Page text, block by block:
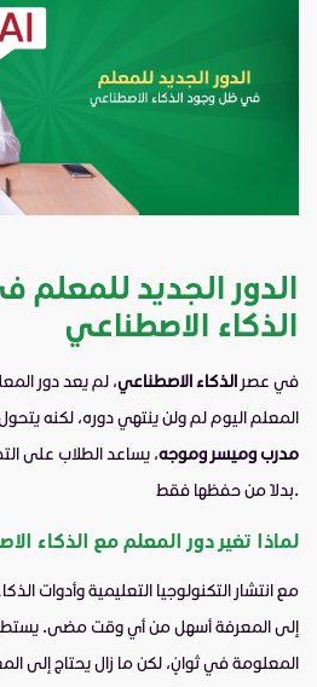
الدور الجديد
الذكاء الاصطناعي
في عصر الذكاء الاصطناعي، لم يعد دور
المعلم اليوم لم ولن ينتهي دوره، لكنه
مدرب وميسر وموجه، يساعد الطلاب على
بدلًا من حفظها فقط.
لماذا تغير دور المعلم مع الذكاء
مع انتشار التكنولوجيا التعليمية وأدوات
إلى المعرفة أسهل من أي وقت مضى.
المعلومة في ثوانٍ، لكن ما زال يحتاج إلى